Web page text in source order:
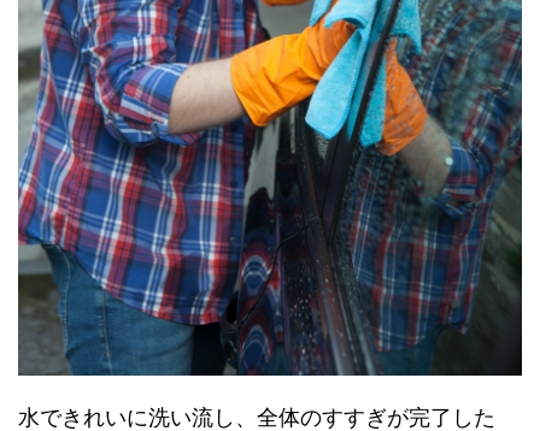
水できれいに洗い流し、全体のすすぎが完了した